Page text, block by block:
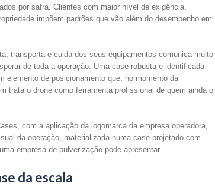
por safra. Clientes com maior nível de exigência,
impõem padrões que vão além do desempenho em
transporta e cuida dos seus equipamentos comunica muito
de toda a operação. Uma case robusta e identificada
elemento de posicionamento que, no momento da
trata o drone como ferramenta profissional de quem ainda o
com a aplicação da logomarca da empresa operadora,
da operação, materializada numa case projetado com
empresa de pulverização pode apresentar.
da escala